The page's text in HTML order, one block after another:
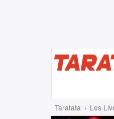
Taratata Les